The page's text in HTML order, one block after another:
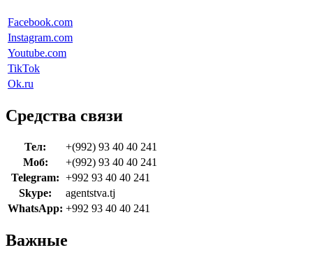
Facebook.com
Instagram.com
Youtube.com
TikTok
Ok.ru
Средства связи
Тел:
+(992) 93 40 40 241
Моб:
+(992) 93 40 40 241
Telegram: +992 93 40 40 241
Skype:
agentstva.tj
WhatsApp: +992 93 40 40 241
Важные